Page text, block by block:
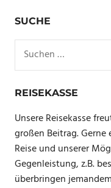
SUCHE
nach:
REISEKASSE
Unsere Reisekasse
großen Beitrag.
Reise und unserer
Gegenleistung, z.B.
überbringen